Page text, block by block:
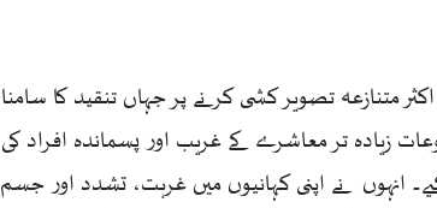
متنازعہ تصویر کشی کرنے پر جہاں تنقید کا سامنا
زیادہ تر معاشرے کے غریب اور پسماندہ افراد کی
انہوں نے اپنی کہانیوں میں غربت، تشدد اور جسم